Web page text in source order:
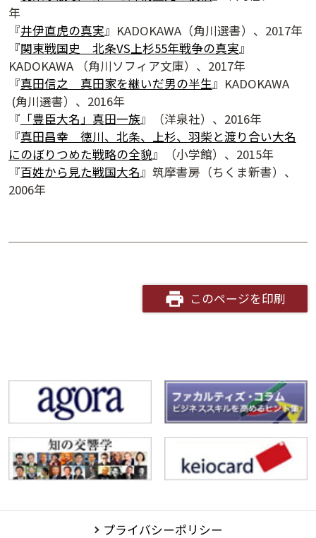
年
『井伊直虎の真実』KADOKAWA（角川選書）、2017年
『関東戦国史 北条VS上杉55年戦争の真実』
KADOKAWA （角川ソフィア文庫）、2017年
『真田信之 真田家を継いだ男の半生』KADOKAWA
(角川選書）、2016年
『 「豊臣大名」真田一族』（洋泉社）、2016年
『真田昌幸 徳川、北条、上杉、羽柴と渡り合い大名
にのぼりつめた戦略の全貌』（小学館）、2015年
『百姓から見た戦国大名』筑摩書房（ちくま新書）、
2006年
このページを印刷
プライバシーポリシー